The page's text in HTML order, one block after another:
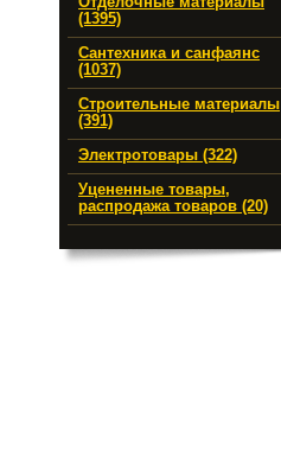
(1395)
Сантехника и санфаянс
(1037)
Строительные материалы
(391)
Электротовары (322)
Уцененные товары,
распродажа товаров (20)